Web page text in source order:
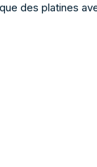
des platines